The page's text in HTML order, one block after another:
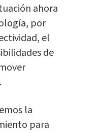
ahora
por
el
de
la
para